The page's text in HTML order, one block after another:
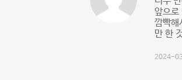
앞으로
깜빡해
만 한
2024-